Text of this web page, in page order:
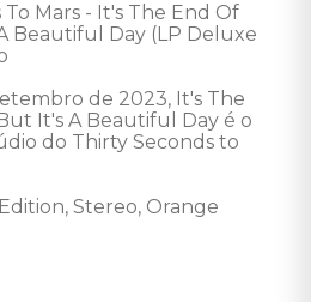
Mars - It's The End Of
Beautiful Day (LP Deluxe
de 2023, It's The
It's A Beautiful Day é o
do Thirty Seconds to
Stereo, Orange